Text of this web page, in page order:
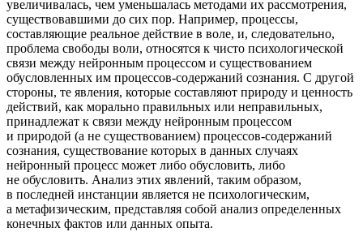
увеличивалась, чем уменьшалась методами их рассмотрения,
существовавшими до сих пор. Например, процессы,
составляющие реальное действие в воле, и, следовательно,
проблема свободы воли, относятся к чисто психологической
связи между нейронным процессом и существованием
обусловленных им процессов-содержаний сознания. С другой
стороны, те явления, которые составляют природу и ценность
действий, как морально правильных или неправильных,
принадлежат к связи между нейронным процессом
и природой (а не существованием) процессов-содержаний
сознания, существование которых в данных случаях
нейронный процесс может либо обусловить, либо
не обусловить. Анализ этих явлений, таким образом,
в последней инстанции является не психологическим,
а метафизическим, представляя собой анализ определенных
конечных фактов или данных опыта.